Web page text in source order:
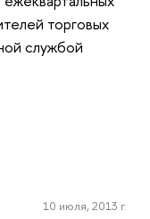
торговых
службой
10 июля, 2013 г.